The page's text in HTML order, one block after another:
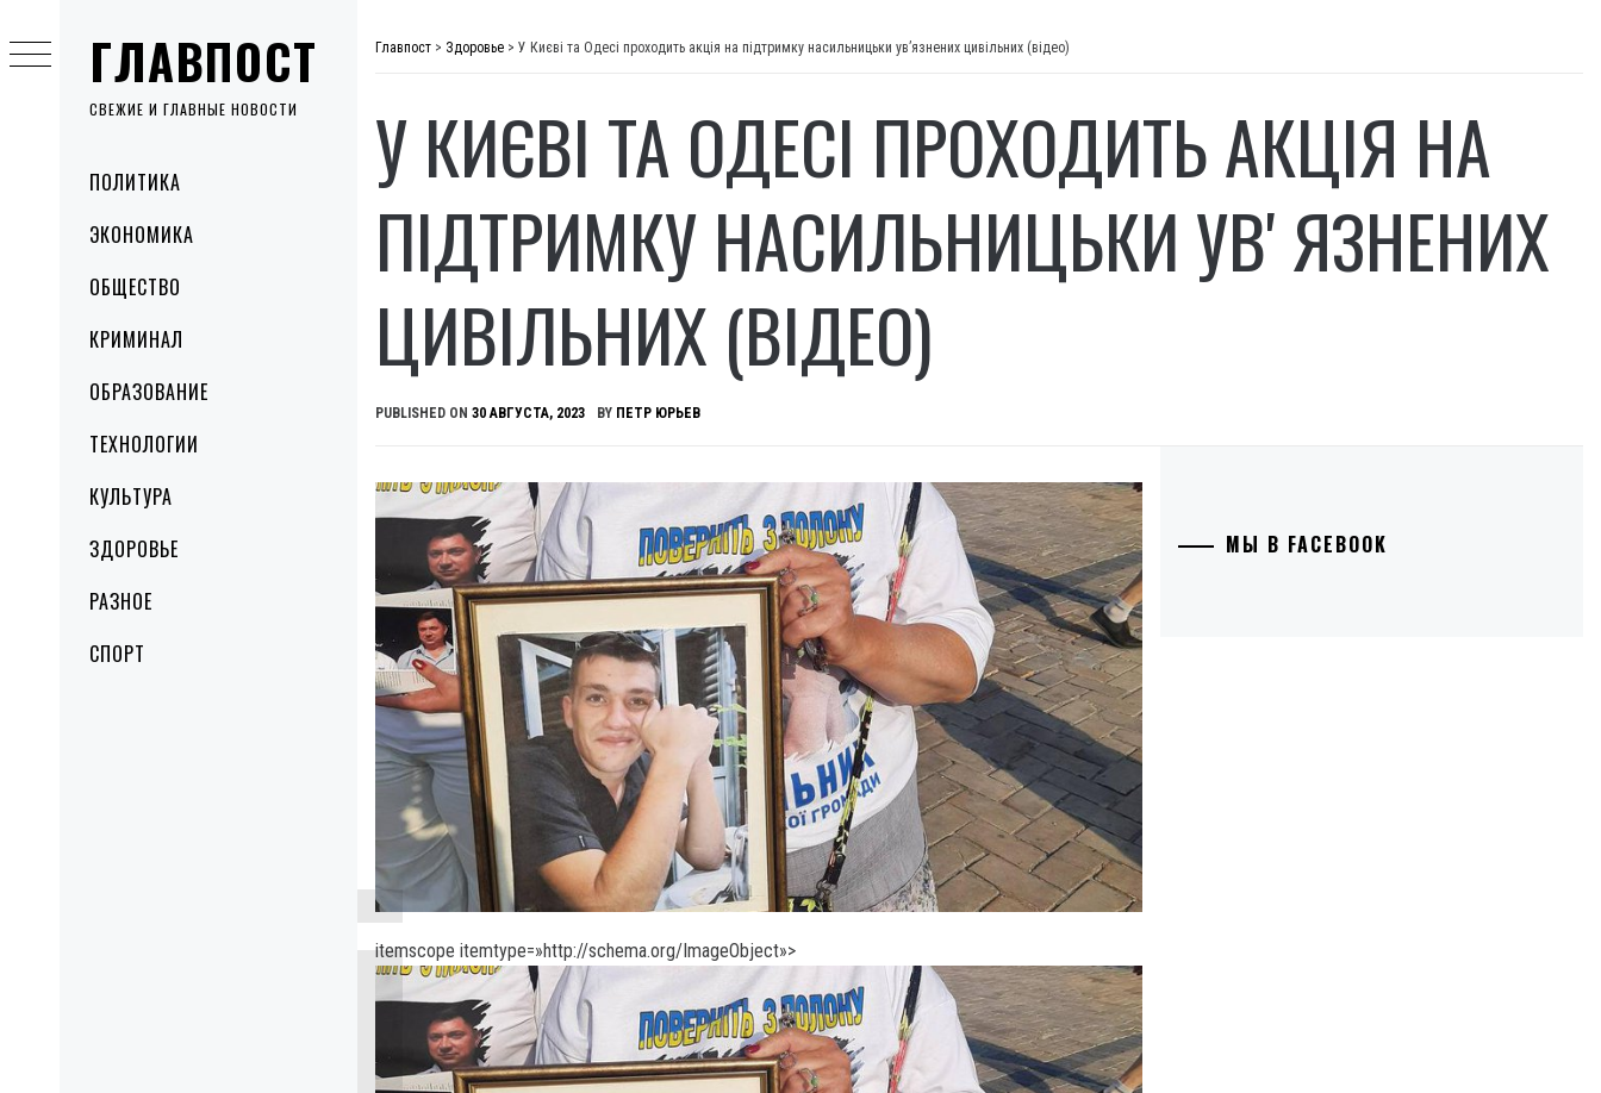
ГЛАВПОСТ
СВЕЖИЕ И ГЛАВНЫЕ НОВОСТИ
MenuПОЛИТИКА
ЭКОНОМИКА
ОБЩЕСТВО
КРИМИНАЛ
ОБРАЗОВАНИЕ
ТЕХНОЛОГИИ
КУЛЬТУРА
ЗДОРОВЬЕ
РАЗНОЕ
СПОРТ
to
content
Главпост > Здоровье > У Києві та Одесі проходить акція на підтримку насильницьки увʼязнених цивільних (відео)
У КИЄВІ ТА ОДЕСІ ПРОХОДИТЬ АКЦІЯ НА
ПІДТРИМКУ НАСИЛЬНИЦЬКИ УВʼЯЗНЕНИХ
ЦИВІЛЬНИХ (ВІДЕО)
PUBLISHED ON 30 АВГУСТА, 2023 BY ПЕТР ЮРЬЕВ
itemscope itemtype=»http://schema.org/ImageObject»>
МЫ В FACEBOOK